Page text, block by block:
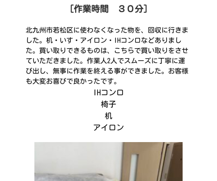
［作業時間 ３０分］
北九州市若松区に使わなくなった物を、回収に行きま
した。机・いす・アイロン・IHコンロなどありまし
た。買い取りできるものは、こちらで買い取りをさせ
ていただきました。作業人2人でスムーズに丁寧に運
び出し、無事に作業を終える事ができました。お客様
も大変お喜びで良かったです。
IHコンロ
椅子
机
アイロン